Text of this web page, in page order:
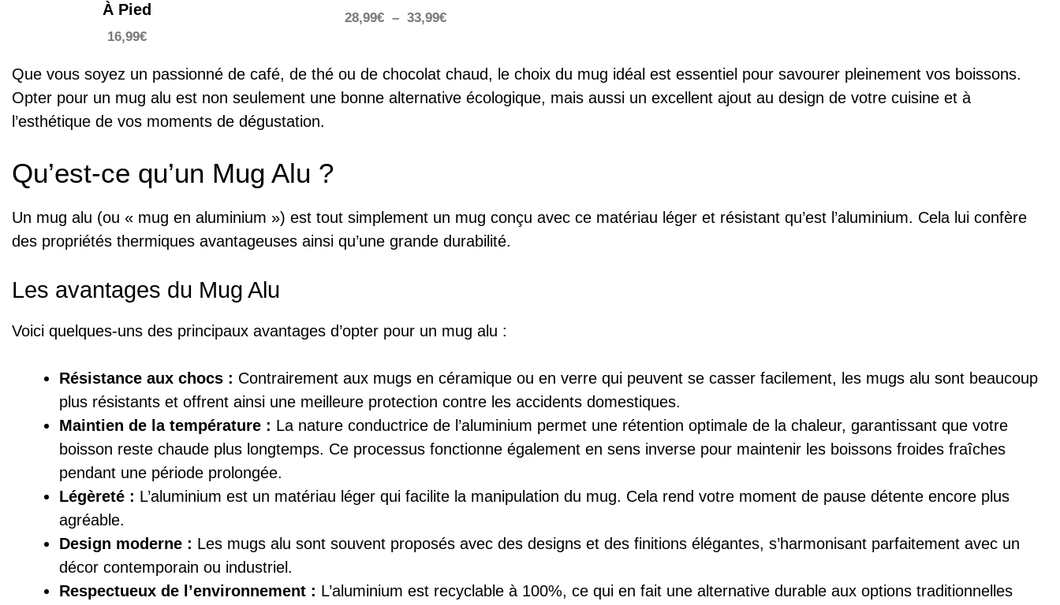
À Pied
16,99€
28,99€ – 33,99€Plage
28,99€
à
Que vous soyez un passionné de café, de thé ou de chocolat chaud, le choix du mug idéal est essentiel pour savourer pleinement vos boissons.
Opter pour un mug alu est non seulement une bonne alternative écologique, mais aussi un excellent ajout au design de votre cuisine et à
l’esthétique de vos moments de dégustation.
Qu’est-ce qu’un Mug Alu ?
Un mug alu (ou « mug en aluminium ») est tout simplement un mug conçu avec ce matériau léger et résistant qu’est l’aluminium. Cela lui confère
des propriétés thermiques avantageuses ainsi qu’une grande durabilité.
Les avantages du Mug Alu
Voici quelques-uns des principaux avantages d’opter pour un mug alu :
Résistance aux chocs : Contrairement aux mugs en céramique ou en verre qui peuvent se casser facilement, les mugs alu sont beaucoup
plus résistants et offrent ainsi une meilleure protection contre les accidents domestiques.
Maintien de la température : La nature conductrice de l’aluminium permet une rétention optimale de la chaleur, garantissant que votre
boisson reste chaude plus longtemps. Ce processus fonctionne également en sens inverse pour maintenir les boissons froides fraîches
pendant une période prolongée.
Légèreté : L’aluminium est un matériau léger qui facilite la manipulation du mug. Cela rend votre moment de pause détente encore plus
agréable.
Design moderne : Les mugs alu sont souvent proposés avec des designs et des finitions élégantes, s’harmonisant parfaitement avec un
décor contemporain ou industriel.
Respectueux de l’environnement : L’aluminium est recyclable à 100%, ce qui en fait une alternative durable aux options traditionnelles